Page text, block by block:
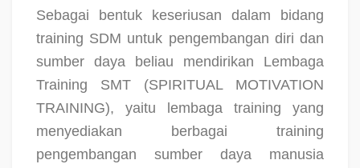
Sebagai bentuk keseriusan dalam bidang
training SDM untuk pengembangan diri dan
sumber daya beliau mendirikan Lembaga
Training SMT (SPIRITUAL MOTIVATION
TRAINING), yaitu lembaga training yang
menyediakan berbagai training
pengembangan sumber daya manusia